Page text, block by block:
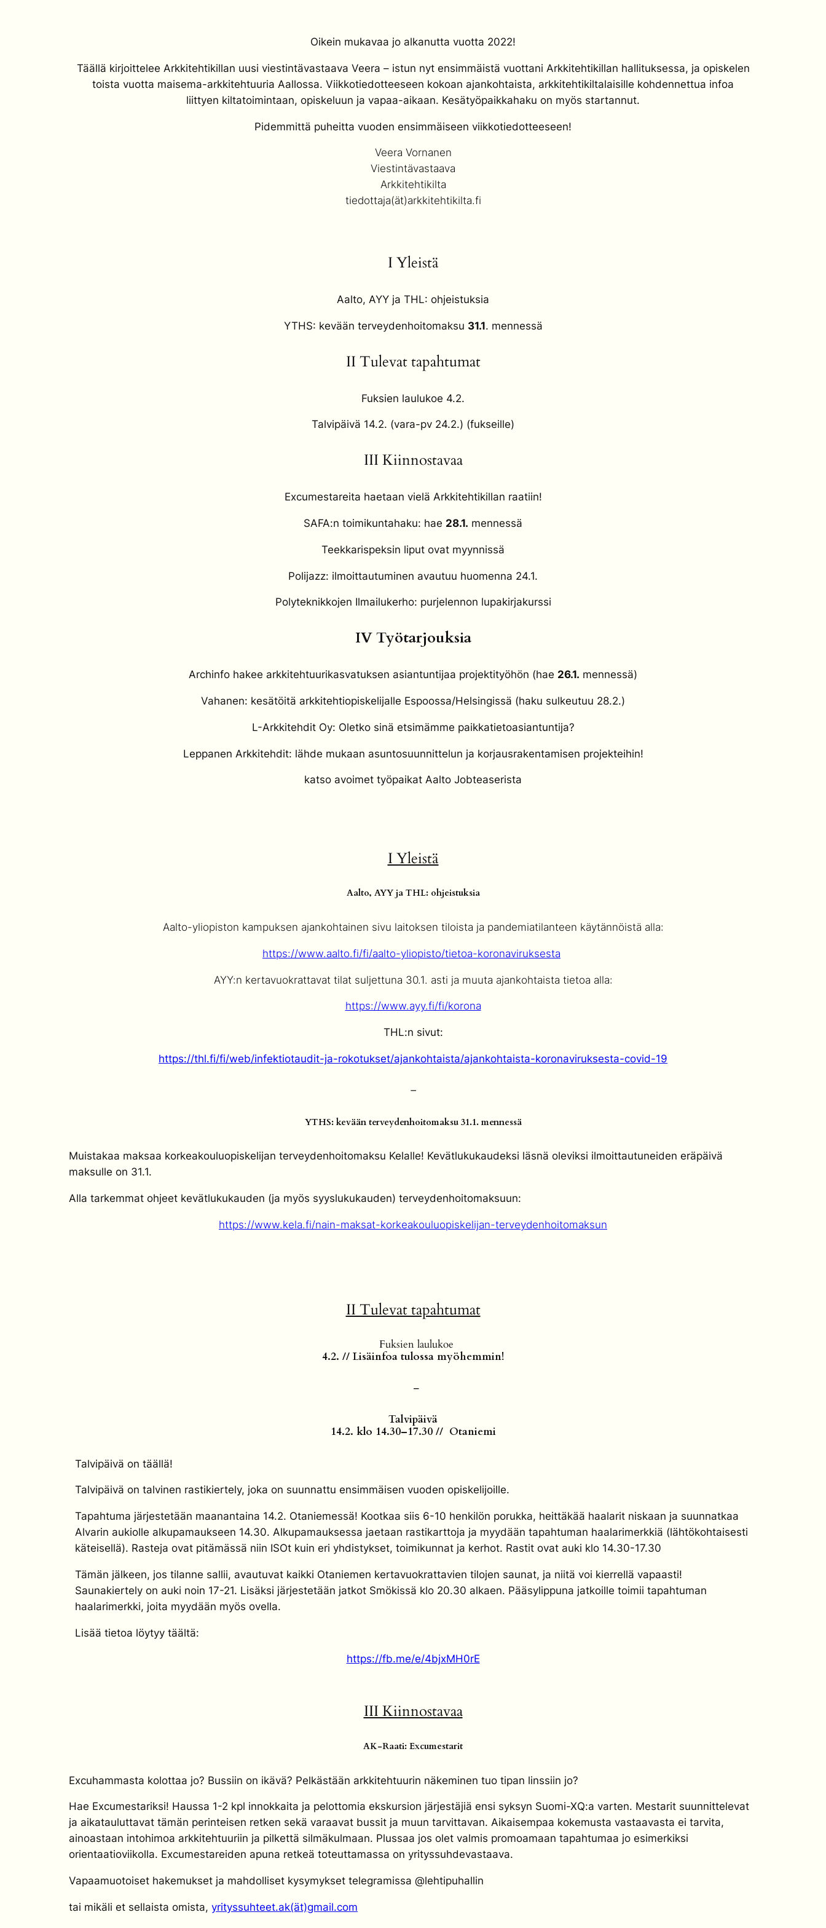
Oikein mukavaa jo alkanutta vuotta 2022!
Täällä kirjoittelee Arkkitehtikillan uusi viestintävastaava Veera – istun nyt ensimmäistä vuottani Arkkitehtikillan hallituksessa, ja opiskelen
toista vuotta maisema-arkkitehtuuria Aallossa. Viikkotiedotteeseen kokoan ajankohtaista, arkkitehtikiltalaisille kohdennettua infoa
liittyen kiltatoimintaan, opiskeluun ja vapaa-aikaan. Kesätyöpaikkahaku on myös startannut.
Pidemmittä puheitta vuoden ensimmäiseen viikkotiedotteeseen!
Veera Vornanen
Viestintävastaava
Arkkitehtikilta
tiedottaja(ät)arkkitehtikilta.fi
I Yleistä
Aalto, AYY ja THL: ohjeistuksia
YTHS: kevään terveydenhoitomaksu 31.1. mennessä
II Tulevat tapahtumat
Fuksien laulukoe 4.2.
Talvipäivä 14.2. (vara-pv 24.2.) (fukseille)
III Kiinnostavaa
Excumestareita haetaan vielä Arkkitehtikillan raatiin!
SAFA:n toimikuntahaku: hae 28.1. mennessä
Teekkarispeksin liput ovat myynnissä
Polijazz: ilmoittautuminen avautuu huomenna 24.1.
Polyteknikkojen Ilmailukerho: purjelennon lupakirjakurssi
IV Työtarjouksia
Archinfo hakee arkkitehtuurikasvatuksen asiantuntijaa projektityöhön (hae 26.1. mennessä)
Vahanen: kesätöitä arkkitehtiopiskelijalle Espoossa/Helsingissä (haku sulkeutuu 28.2.)
L-Arkkitehdit Oy: Oletko sinä etsimämme paikkatietoasiantuntija?
Leppanen Arkkitehdit: lähde mukaan asuntosuunnittelun ja korjausrakentamisen projekteihin!
katso avoimet työpaikat Aalto Jobteaserista
I Yleistä
Aalto, AYY ja THL: ohjeistuksia
Aalto-yliopiston kampuksen ajankohtainen sivu laitoksen tiloista ja pandemiatilanteen käytännöistä alla:
https://www.aalto.fi/fi/aalto-yliopisto/tietoa-koronaviruksesta
AYY:n kertavuokrattavat tilat suljettuna 30.1. asti ja muuta ajankohtaista tietoa alla:
https://www.ayy.fi/fi/korona
THL:n sivut:
https://thl.fi/fi/web/infektiotaudit-ja-rokotukset/ajankohtaista/ajankohtaista-koronaviruksesta-covid-19
–
YTHS: kevään terveydenhoitomaksu 31.1.mennessä
Muistakaa maksaa korkeakouluopiskelijan terveydenhoitomaksu Kelalle! Kevätlukukaudeksi läsnä oleviksi ilmoittautuneiden eräpäivä
maksulle on 31.1.
Alla tarkemmat ohjeet kevätlukukauden (ja myös syyslukukauden) terveydenhoitomaksuun:
https://www.kela.fi/nain-maksat-korkeakouluopiskelijan-terveydenhoitomaksun
II Tulevat tapahtumat
Fuksien laulukoe
4.2. // Lisäinfoa tulossa myöhemmin!
–
Talvipäivä
14.2. klo 14.30–17.30 // Otaniemi
Talvipäivä on täällä!
Talvipäivä on talvinen rastikiertely, joka on suunnattu ensimmäisen vuoden opiskelijoille.
Tapahtuma järjestetään maanantaina 14.2. Otaniemessä! Kootkaa siis 6-10 henkilön porukka, heittäkää haalarit niskaan ja suunnatkaa
Alvarin aukiolle alkupamaukseen 14.30. Alkupamauksessa jaetaan rastikarttoja ja myydään tapahtuman haalarimerkkiä (lähtökohtaisesti
käteisellä). Rasteja ovat pitämässä niin ISOt kuin eri yhdistykset, toimikunnat ja kerhot. Rastit ovat auki klo 14.30-17.30
Tämän jälkeen, jos tilanne sallii, avautuvat kaikki Otaniemen kertavuokrattavien tilojen saunat, ja niitä voi kierrellä vapaasti!
Saunakiertely on auki noin 17-21. Lisäksi järjestetään jatkot Smökissä klo 20.30 alkaen. Pääsylippuna jatkoille toimii tapahtuman
haalarimerkki, joita myydään myös ovella.
Lisää tietoa löytyy täältä:
https://fb.me/e/4bjxMH0rE
III Kiinnostavaa
AK-Raati: Excumestarit
Excuhammasta kolottaa jo? Bussiin on ikävä? Pelkästään arkkitehtuurin näkeminen tuo tipan linssiin jo?
Hae Excumestariksi! Haussa 1-2 kpl innokkaita ja pelottomia ekskursion järjestäjiä ensi syksyn Suomi-XQ:a varten. Mestarit suunnittelevat
ja aikatauluttavat tämän perinteisen retken sekä varaavat bussit ja muun tarvittavan. Aikaisempaa kokemusta vastaavasta ei tarvita,
ainoastaan intohimoa arkkitehtuuriin ja pilkettä silmäkulmaan. Plussaa jos olet valmis promoamaan tapahtumaa jo esimerkiksi
orientaatioviikolla. Excumestareiden apuna retkeä toteuttamassa on yrityssuhdevastaava.
Vapaamuotoiset hakemukset ja mahdolliset kysymykset telegramissa @lehtipuhallin
tai mikäli et sellaista omista, yrityssuhteet.ak(ät)gmail.com